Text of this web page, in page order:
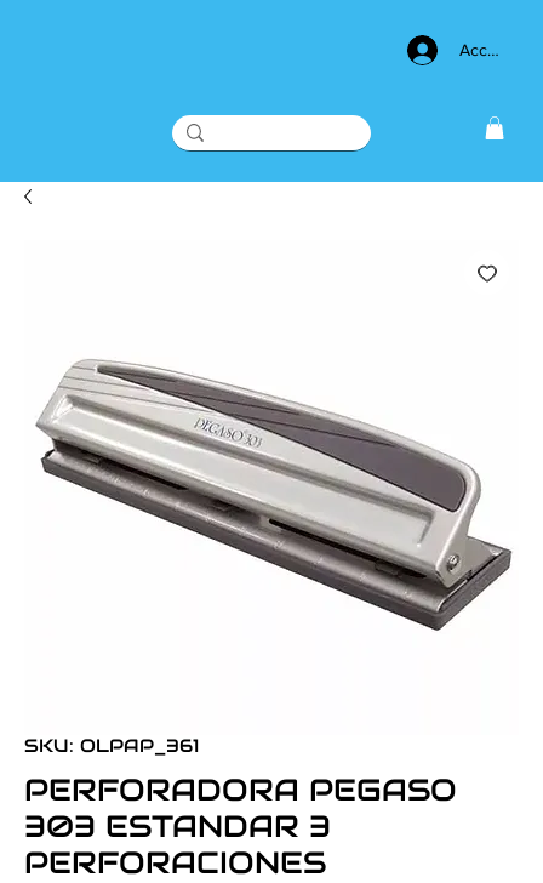
Acceso
SKU: OLPAP_361
PERFORADORA PEGASO
303 ESTANDAR 3
PERFORACIONES